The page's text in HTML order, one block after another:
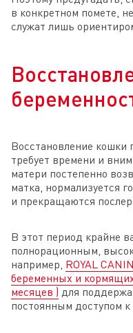
в конкретном помете,
служат лишь
Восстановление кошки
требует времени и
матери постепенно
матка, нормализуется
и прекращаются
В этот период крайне
полнорационным,
например, ROYAL CANIN
беременных и
месяцев ) для
постоянным доступом к